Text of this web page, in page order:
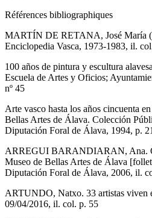
Références bibliographiques
MARTÍN DE RETANA, José María
Enciclopedia Vasca, 1973-1983, il.
100 años de pintura y escultura
Escuela de Artes y Oficios;
nº 45
Arte vasco hasta los años cincuenta
Bellas Artes de Álava. Colección
Diputación Foral de Álava, 1994, p.
ARREGUI BARANDIARAN, Ana.
Museo de Bellas Artes de Álava
Diputación Foral de Álava, 2006, il.
ARTUNDO, Natxo. 33 artistas viven
09/04/2016, il. col. p. 55